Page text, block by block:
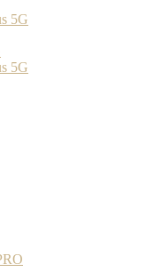
5G
5G